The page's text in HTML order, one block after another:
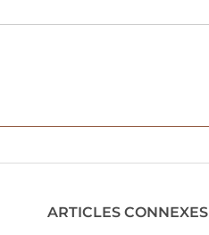
ARTICLES CONNEXES